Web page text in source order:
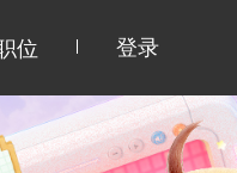
位 登录